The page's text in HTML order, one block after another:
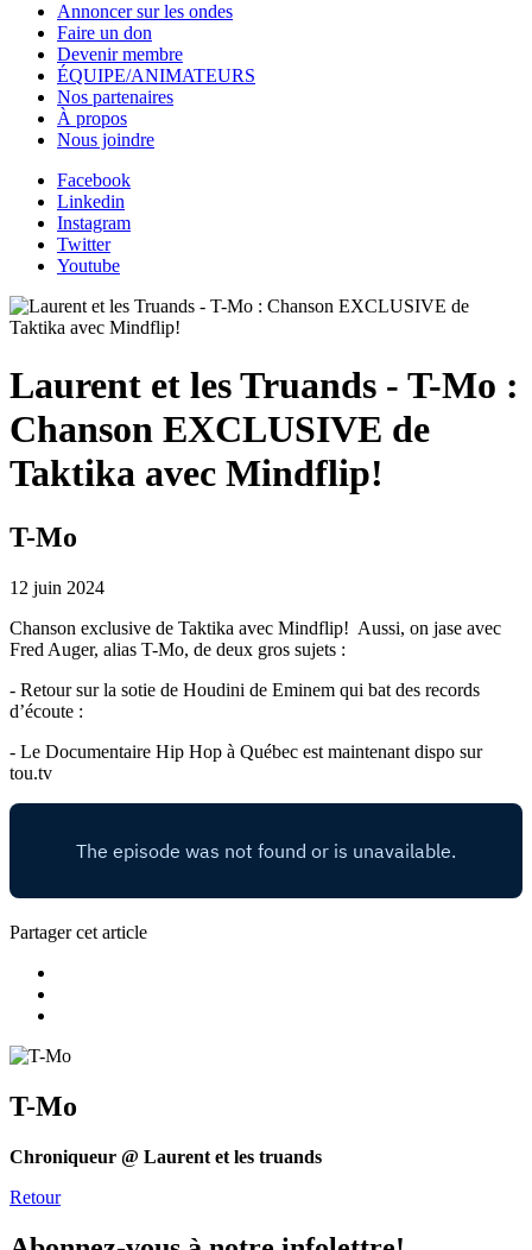
Annoncer sur les ondes
Faire un don
Devenir membre
ÉQUIPE/ANIMATEURS
Nos partenaires
À propos
Nous joindre
Facebook
Linkedin
Instagram
Twitter
Youtube
Laurent et les Truands - T-Mo :
Chanson EXCLUSIVE de
Taktika avec Mindflip!
T-Mo
12 juin 2024
Chanson exclusive de Taktika avec Mindflip! Aussi, on jase avec
Fred Auger, alias T-Mo, de deux gros sujets :
- Retour sur la sotie de Houdini de Eminem qui bat des records
d’écoute :
- Le Documentaire Hip Hop à Québec est maintenant dispo sur
tou.tv
Partager cet article
T-Mo
Chroniqueur @ Laurent et les truands
Retour